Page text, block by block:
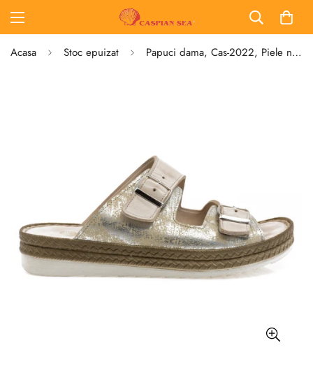
Acasa Stoc epuizat Papuci dama, Cas-2022, Piele naturala